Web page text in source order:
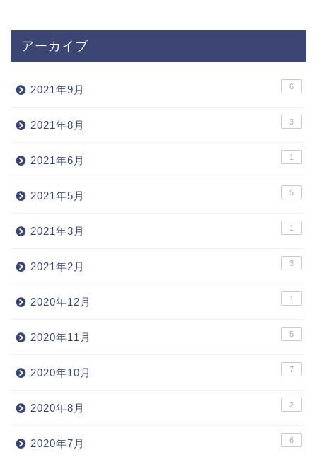
アーカイブ
2021年9月 6
2021年8月 3
2021年6月 1
2021年5月 5
2021年3月 1
2021年2月 3
2020年12月 1
2020年11月 5
2020年10月 7
2020年8月 2
2020年7月 6